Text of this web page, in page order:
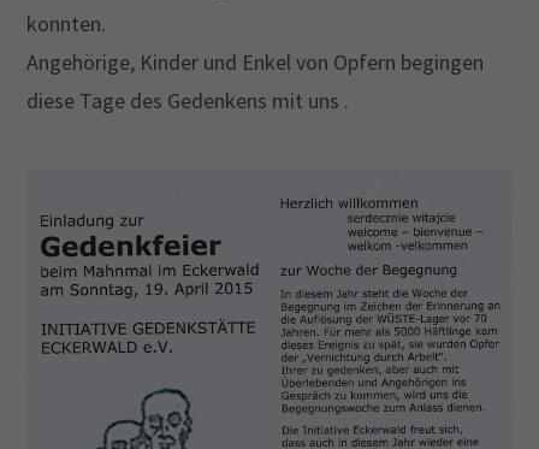
Aenean commodo ligula eget dolor. Aenean massa.
Cum sociis natoque penatibus et magnis dis
parturient montes, nascetur ridiculus mus. Donec
quam felis, ultricies nec.
konnten.
Angehörige, Kinder und Enkel von Opfern begingen
diese Tage des Gedenkens mit uns .